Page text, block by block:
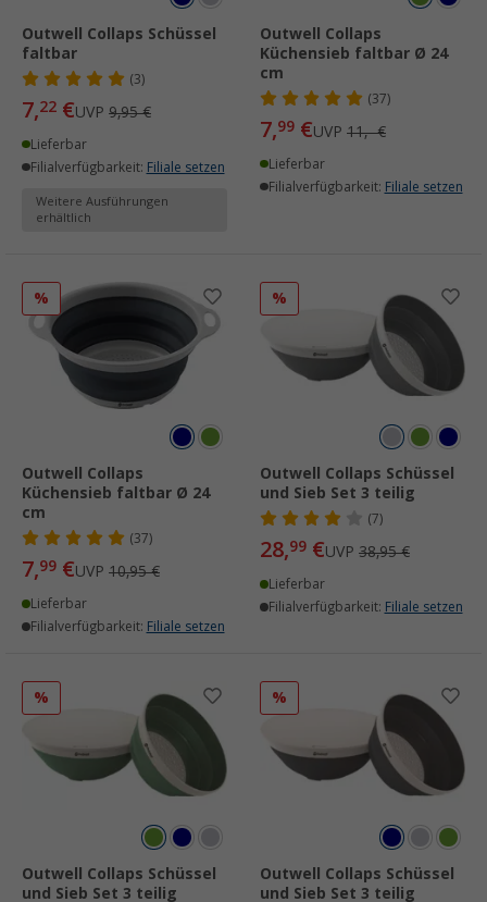
Outwell Collaps Schüssel
faltbar
(3)
7,22 €UVP 9,95 €
Lieferbar
Filialverfügbarkeit: Filiale setzen
Weitere Ausführungen
erhältlich
Outwell Collaps
Küchensieb faltbar Ø 24
cm
(37)
7,99 €UVP 11,- €
Lieferbar
Filialverfügbarkeit: Filiale setzen
%
Outwell Collaps
Küchensieb faltbar Ø 24
cm
(37)
7,99 €UVP 10,95 €
Lieferbar
Filialverfügbarkeit: Filiale setzen
%
Outwell Collaps Schüssel
und Sieb Set 3 teilig
(7)
28,99 €UVP 38,95 €
Lieferbar
Filialverfügbarkeit: Filiale setzen
%
Outwell Collaps Schüssel
und Sieb Set 3 teilig
%
Outwell Collaps Schüssel
und Sieb Set 3 teilig